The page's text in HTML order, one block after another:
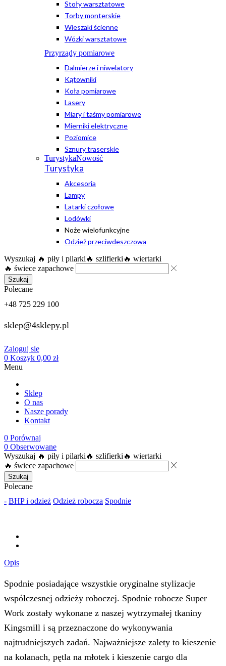
Stoły warsztatowe
Torby monterskie
Wieszaki ścienne
Wózki warsztatowe
Przyrządy pomiarowe
Dalmierze i niwelatory
Kątowniki
Koła pomiarowe
Lasery
Miary i taśmy pomiarowe
Mierniki elektryczne
Poziomice
Sznury traserskie
TurystykaNowość
Turystyka
Akcesoria
Lampy
Latarki czołowe
Lodówki
Noże wielofunkcyjne
Odzież przeciwdeszczowa
Wyszukaj 🔥 piły i pilarki 🔥 szlifierki 🔥 wiertarki
🔥 świece zapachowe
Szukaj
Polecane
+48 725 229 100
sklep@4sklepy.pl
Zaloguj się
0 Koszyk 0,00 zł
Menu
Sklep
O nas
Nasze porady
Kontakt
0 Porównaj
0 Obserwowane
Wyszukaj 🔥 piły i pilarki 🔥 szlifierki 🔥 wiertarki
🔥 świece zapachowe
Szukaj
Polecane
- BHP i odzież Odzież robocza Spodnie
Opis
Spodnie posiadające wszystkie oryginalne stylizacje
współczesnej odzieży roboczej. Spodnie robocze Super
Work zostały wykonane z naszej wytrzymałej tkaniny
Kingsmill i są przeznaczone do wykonywania
najtrudniejszych zadań. Najważniejsze zalety to kieszenie
na kolanach, pętla na młotek i kieszenie cargo dla